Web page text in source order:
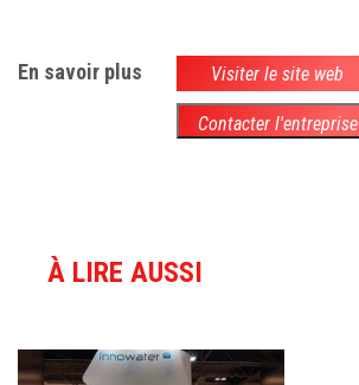
En savoir plus Visiter le site web
Contacter l'entreprise
À LIRE AUSSI